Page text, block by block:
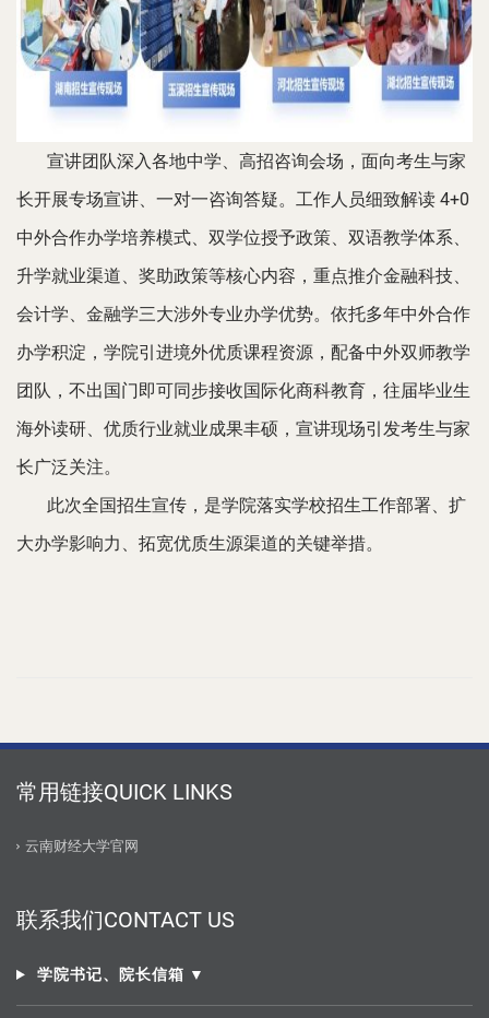
宣讲团队深入各地中学、高招咨询会场，面向考生与家
长开展专场宣讲、一对一咨询答疑。工作人员细致解读 4+0
中外合作办学培养模式、双学位授予政策、双语教学体系、
升学就业渠道、奖助政策等核心内容，重点推介金融科技、
会计学、金融学三大涉外专业办学优势。依托多年中外合作
办学积淀，学院引进境外优质课程资源，配备中外双师教学
团队，不出国门即可同步接收国际化商科教育，往届毕业生
海外读研、优质行业就业成果丰硕，宣讲现场引发考生与家
长广泛关注。
此次全国招生宣传，是学院落实学校招生工作部署、扩
大办学影响力、拓宽优质生源渠道的关键举措。
常用链接QUICK LINKS
云南财经大学官网
联系我们CONTACT US
学院书记、院长信箱 ▼